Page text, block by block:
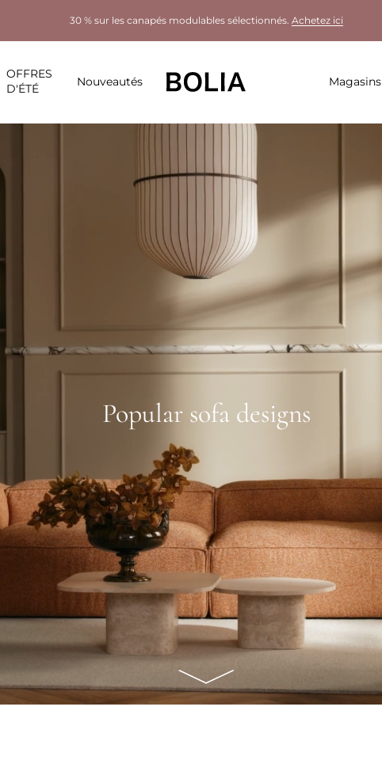
30 % sur les canapés modulables sélectionnés. Achetez ici
OFFRES
D'ÉTÉ
Nouveautés Magasins
Popular sofa designs